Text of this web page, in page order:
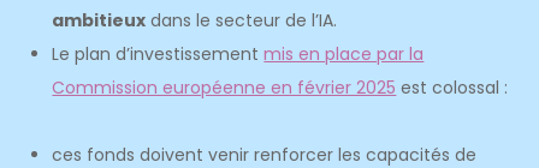
ambitieux dans le secteur de l’IA.
Le plan d’investissementmis en place par la
Commission européenne en février 2025 est colossal :
ces fonds doivent venir renforcer les capacités de